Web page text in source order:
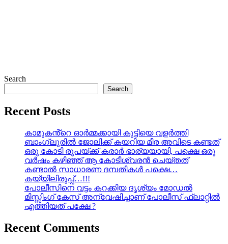
Search
Search
Recent Posts
കാമുകൻ്റെ ഓർമ്മക്കായി കുട്ടിയെ വളർത്തി
ബാംഗ്ലൂരിൽ ജോലിക്ക് കയറിയ മീര അവിടെ കണ്ടത്
ഒരു കോടി രൂപയ്ക്ക് കരാർ ഭാര്യയായി, പക്ഷെ ഒരു
വർഷം കഴിഞ്ഞ് ആ കോടീശ്വരൻ ചെയ്തത്
കണ്ടാൽ സാധാരണ ദമ്പതികൾ പക്ഷെ…
കയ്യിലിരുപ്പ്…!!!
പോലീസിനെ വട്ടം കറക്കിയ ദൃശ്യം മോഡല്‍
മിസ്സിംഗ് കേസ് അന്വേഷിച്ചാണ് പോലീസ് ഫ്ലാറ്റിൽ
എത്തിയത് പക്ഷേ ?
Recent Comments